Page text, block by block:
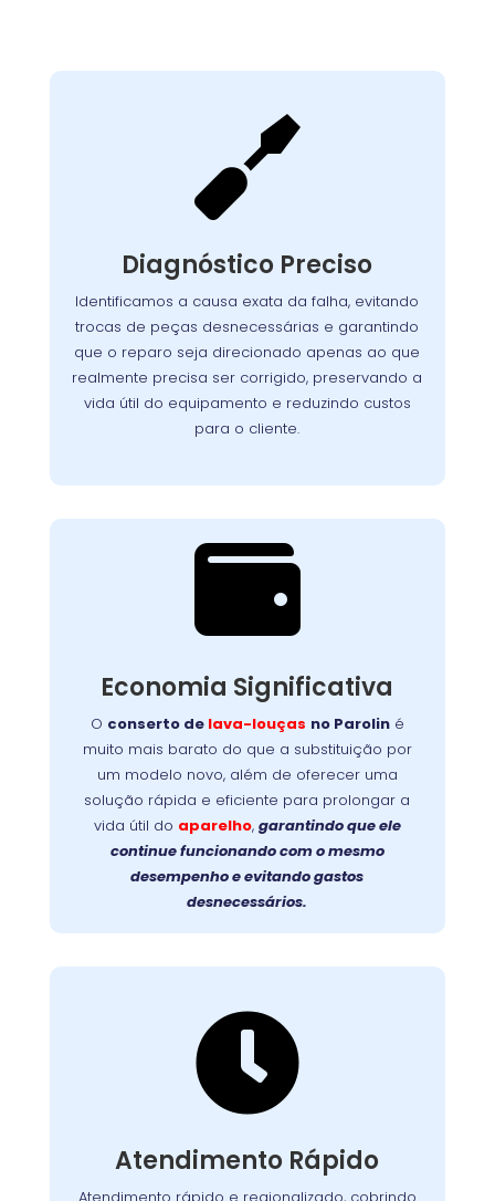

Diagnóstico Preciso
Identificamos a causa exata da falha, evitando
trocas de peças desnecessárias e garantindo
que o reparo seja direcionado apenas ao que
realmente precisa ser corrigido, preservando a
vida útil do equipamento e reduzindo custos
para o cliente.
Avaliação Técnica
Detalhada
Nosso processo detalhado garante que cada
com atenção. Utilizamos equipamentos de
a origem dos problemas.
Assim, evitamos
reparos desnecessários, preservamos a vida útil
do aparelho e asseguramos que o cliente
pague apenas pelo que realmente precisa ser
corrigido.

Economia Significativa
O conserto de lava-louças no Paroliné
muito mais barato do que a substituição por
um modelo novo, além de oferecer uma
solução rápida e eficiente para prolongar a
vida útil do aparelho, garantindo que ele
continue funcionando com o mesmo
desempenho e evitando gastos
desnecessários.
Custo-Benefício
Garantido
Recuperar o desempenho do seu
equipamento é simples e rápido. O
conserto
de
lava-louças
no Parolin
garante mais
durabilidade, evita trocas caras e devolve a
eficiência original ao seu aparelho.
Faça a
escolha inteligente:
prolongue a vida útil da
sua lava-louças com um reparo profissional e
de qualidade!

Atendimento Rápido
Suporte Ágil e Eficiente
Com equipes preparadas e logística eficiente,
chegamos até você com agilidade, em
região metropolitana
atendimento é planejado para solucionar o
problema no menor tempo possível,